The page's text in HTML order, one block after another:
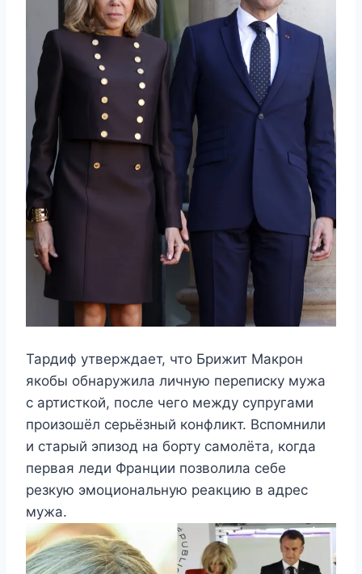
Тардиф утверждает, что Брижит Макрон
якобы обнаружила личную переписку мужа
с артисткой, после чего между супругами
произошёл серьёзный конфликт. Вспомнили
и старый эпизод на борту самолёта, когда
первая леди Франции позволила себе
резкую эмоциональную реакцию в адрес
мужа.